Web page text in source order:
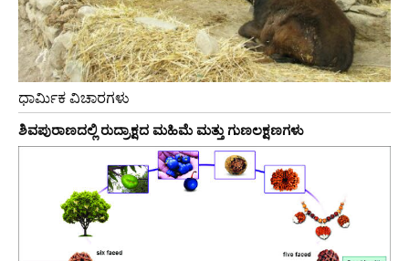
ಧಾರ್ಮಿಕ ವಿಚಾರಗಳು
ಶಿವಪುರಾಣದಲ್ಲಿ ರುದ್ರಾಕ್ಷದ ಮಹಿಮೆ ಮತ್ತು ಗುಣಲಕ್ಷಣಗಳು